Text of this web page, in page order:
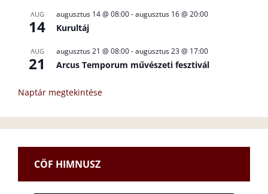
AUG
14
augusztus 14 @ 08:00-augusztus 16 @ 20:00
Kurultáj
AUG
21
augusztus 21 @ 08:00-augusztus 23 @ 17:00
Arcus Temporum művészeti fesztivál
Naptár megtekintése
CÖF HIMNUSZ